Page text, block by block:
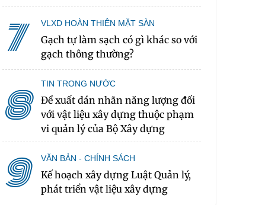
7 VLXD HOÀN THIỆN MẶT SÀN
Gạch tự làm sạch có gì khác so với
gạch thông thường?
8 TIN TRONG NƯỚC
Đề xuất dán nhãn năng lượng đối
với vật liệu xây dựng thuộc phạm
vi quản lý của Bộ Xây dựng
9 VĂN BẢN - CHÍNH SÁCH
Kế hoạch xây dựng Luật Quản lý,
phát triển vật liệu xây dựng